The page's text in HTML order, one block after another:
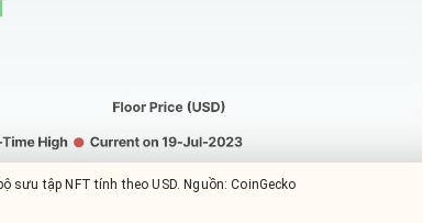
sưu tập NFT tính theo USD. Nguồn: CoinGecko